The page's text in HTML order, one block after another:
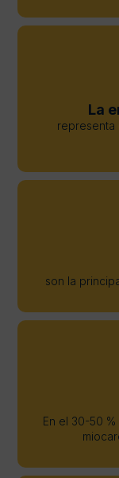
La
representa
son la
En el 30-50